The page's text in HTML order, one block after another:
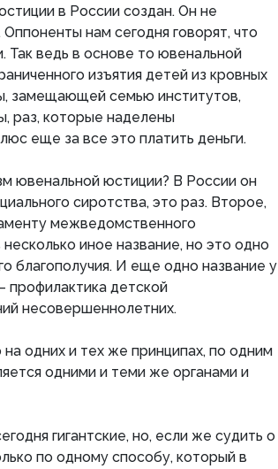
в России создан. Он не
нам сегодня говорят, что
Так ведь в основе то ювенальной
изъятия детей из кровных
замещающей семью институтов,
раз, которые наделены
еще за все это платить деньги.
ювенальной юстиции? В России он
сиротства, это раз. Второе,
межведомственного
иное название, но это одно
благополучия. И еще одно название у
профилактика детской
несовершеннолетних.
одних и тех же принципах, по одним
одними и теми же органами и
гигантские, но, если же судить о
по одному способу, который в